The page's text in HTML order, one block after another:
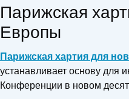
Парижская
Европы
Парижская хартия для
устанавливает основу для
Конференции в новом